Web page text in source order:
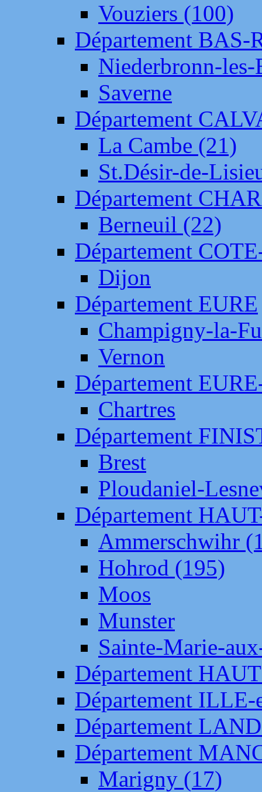
Vouziers (100)
Département BAS-
Niederbronn-
Saverne
Département
La Cambe (21)
St.Désir-de-
Département
Berneuil (22)
Département
Dijon
Département EURE
Champigny-la-
Vernon
Département
Chartres
Département
Brest
Ploudaniel-
Département
Ammerschwihr
Hohrod (195)
Moos
Munster
Sainte-Marie-
Département
Département
Département
Département
Marigny (17)